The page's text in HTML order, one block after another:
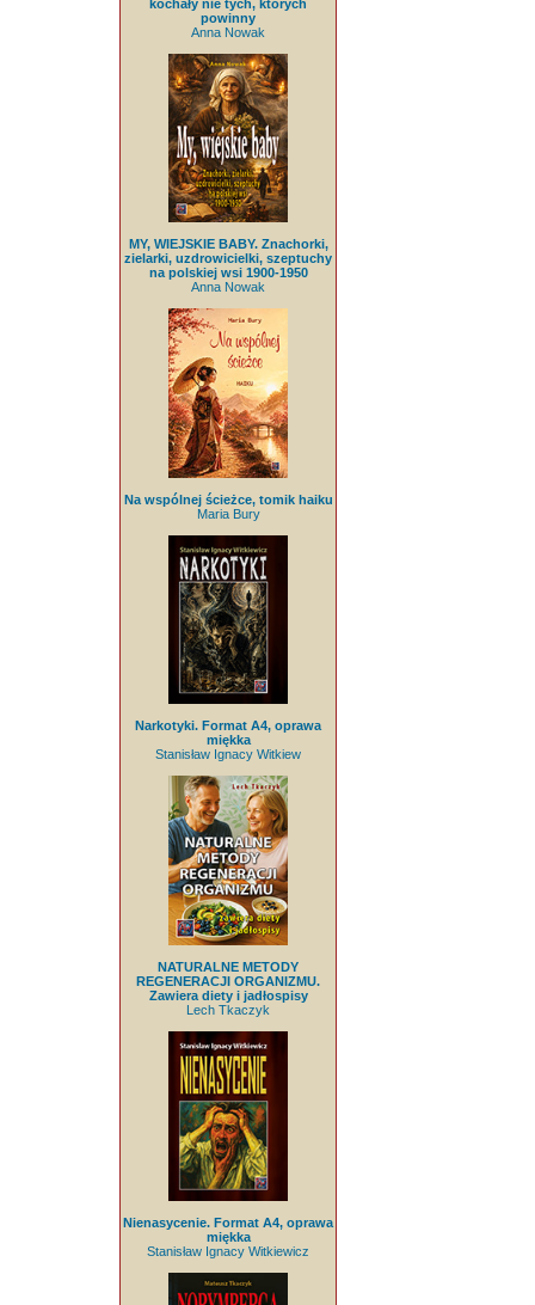
kochały nie tych, których
powinny
Anna Nowak
MY, WIEJSKIE BABY. Znachorki,
zielarki, uzdrowicielki, szeptuchy
na polskiej wsi 1900-1950
Anna Nowak
Na wspólnej ścieżce, tomik haiku
Maria Bury
Narkotyki. Format A4, oprawa
miękka
Stanisław Ignacy Witkiew
NATURALNE METODY
REGENERACJI ORGANIZMU.
Zawiera diety i jadłospisy
Lech Tkaczyk
Nienasycenie. Format A4, oprawa
miękka
Stanisław Ignacy Witkiewicz